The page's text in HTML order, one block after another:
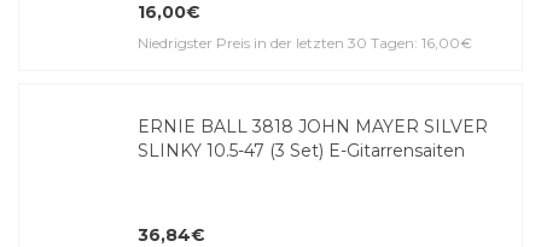
16,00€
Niedrigster Preis in der letzten 30 Tagen: 16,00€
ERNIE BALL 3818 JOHN MAYER SILVER
SLINKY 10.5-47 (3 Set) E-Gitar­ren­saiten
36,84€